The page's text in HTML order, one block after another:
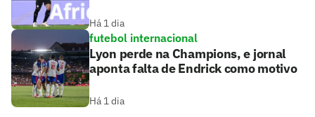
Há 1 dia
futebol internacional
Lyon perde na Champions, e jornal
aponta falta de Endrick como motivo
Há 1 dia